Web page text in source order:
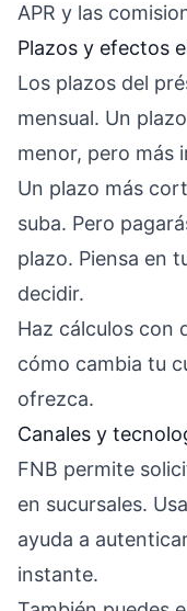
APR y las
Plazos y efectos
Los plazos del
mensual. Un
menor, pero más
Un plazo más
suba. Pero
plazo. Piensa en
decidir.
Haz cálculos con
cómo cambia tu
ofrezca.
Canales y
FNB permite
en sucursales.
ayuda a
instante.